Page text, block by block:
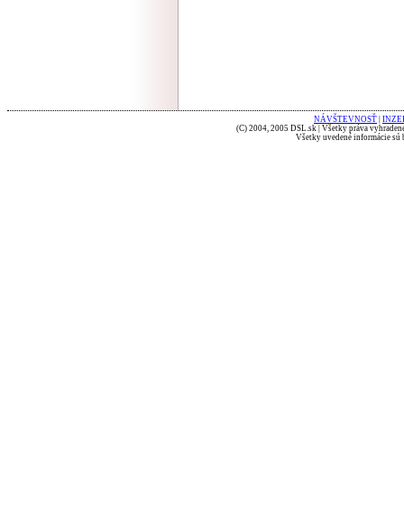
NÁVŠTEVNOSŤ
(C) 2004, 2005 DSL.sk | Všetky práva
Všetky uvedené informácie sú